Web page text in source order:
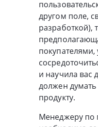
другом поле,
разработкой),
и научила вас
должен
продукту.
Менеджеру по